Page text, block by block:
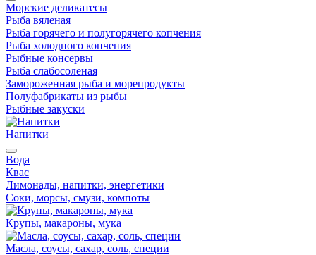
Морские деликатесы
Рыба вяленая
Рыба горячего и полугорячего копчения
Рыба холодного копчения
Рыбные консервы
Рыба слабосоленая
Замороженная рыба и морепродукты
Полуфабрикаты из рыбы
Рыбные закуски
Напитки
Вода
Квас
Лимонады, напитки, энергетики
Соки, морсы, смузи, компоты
Крупы, макароны, мука
Масла, соусы, сахар, соль, специи